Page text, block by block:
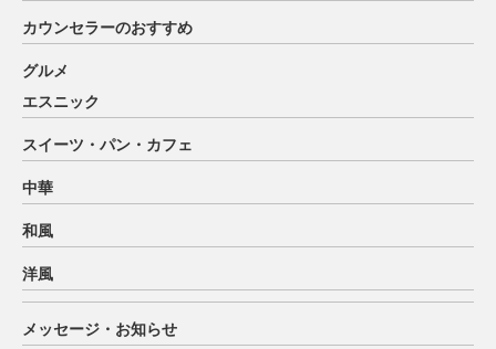
カウンセラーのおすすめ
グルメ
エスニック
スイーツ・パン・カフェ
中華
和風
洋風
メッセージ・お知らせ